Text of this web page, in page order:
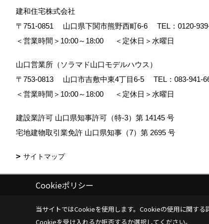
建和住宅株式会社
〒751-0851
山口県下関市熊野西町6-6 TEL： 0120-
＜営業時間＞10:00～18:00
＜定休日＞水曜日
山口営業所（ソラマド山口モデルハウス）
〒753-0813
山口市吉敷中東4丁目6-5 TEL： 083-941-
＜営業時間＞10:00～18:00
＜定休日＞水曜日
建設業許可 山口県知事許可（特-3）第 14145 号
宅地建物取引業免許 山口県知事（7）第 2695 号
サイトマップ
Copyright (c) Kenwa Jutaku. All Rights Reserved.
Cookieポリシー
当サイトではCookieを使用します。 Cookieの使用に関する
Cookieを受け入れるか拒否するか選択してください。